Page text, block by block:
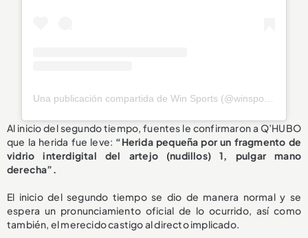
Al inicio del segundo tiempo, fuentes le confirmaron a Q’HUBO
que la herida fue leve: “Herida pequeña por un fragmento de
vidrio interdigital del artejo (nudillos) 1, pulgar mano
derecha”.
El inicio del segundo tiempo se dio de manera normal y se
espera un pronunciamiento oficial de lo ocurrido, así como
también, el merecido castigo al directo implicado.